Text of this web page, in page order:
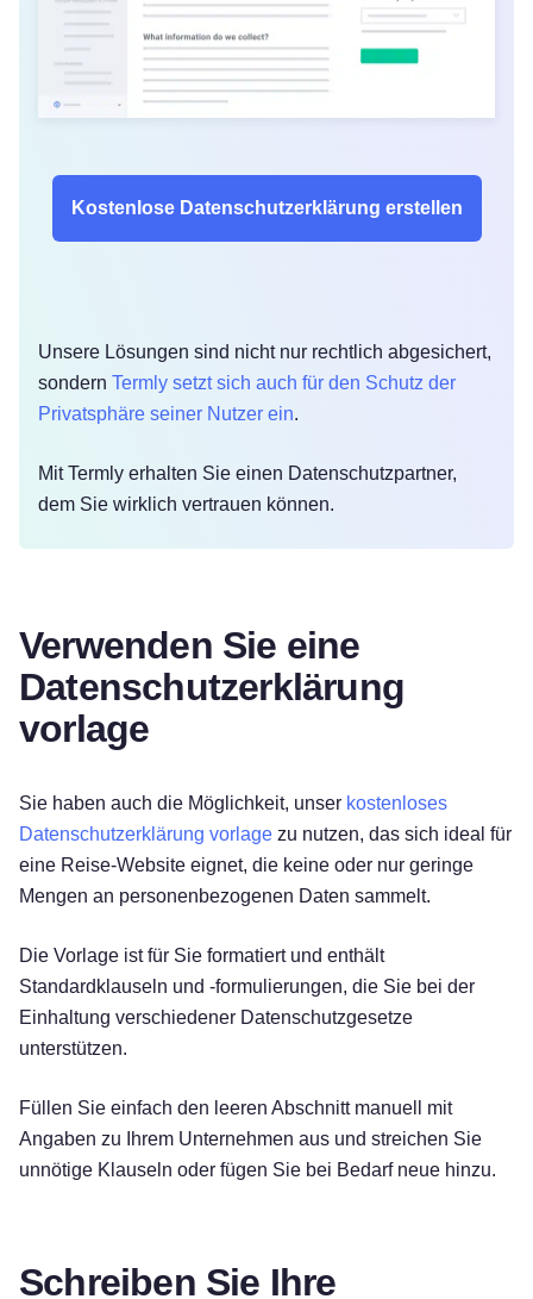
Kostenlose Datenschutzerklärung erstellen
Unsere Lösungen sind nicht nur rechtlich abgesichert,
sondern Termly setzt sich auch für den Schutz der
Privatsphäre seiner Nutzer ein.
Mit Termly erhalten Sie einen Datenschutzpartner,
dem Sie wirklich vertrauen können.
Verwenden Sie eine
Datenschutzerklärung
vorlage
Sie haben auch die Möglichkeit, unser kostenloses
Datenschutzerklärung vorlage zu nutzen, das sich ideal für
eine Reise-Website eignet, die keine oder nur geringe
Mengen an personenbezogenen Daten sammelt.
Die Vorlage ist für Sie formatiert und enthält
Standardklauseln und -formulierungen, die Sie bei der
Einhaltung verschiedener Datenschutzgesetze
unterstützen.
Füllen Sie einfach den leeren Abschnitt manuell mit
Angaben zu Ihrem Unternehmen aus und streichen Sie
unnötige Klauseln oder fügen Sie bei Bedarf neue hinzu.
Schreiben Sie Ihre